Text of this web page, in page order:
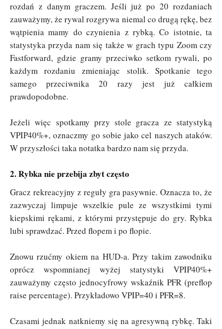
rozdań z danym graczem. Jeśli już po 20 rozdaniach
zauważymy, że rywal rozgrywa niemal co drugą rękę, bez
wątpienia mamy do czynienia z rybką. Co istotnie, ta
statystyka przyda nam się także w grach typu Zoom czy
Fastforward, gdzie gramy przeciwko setkom rywali, po
każdym rozdaniu zmieniając stolik. Spotkanie tego
samego przeciwnika 20 razy jest już całkiem
prawdopodobne.
Jeżeli więc spotkamy przy stole gracza ze statystyką
VPIP40%+, oznaczmy go sobie jako cel naszych ataków.
W przyszłości taka notatka bardzo nam się przyda.
2. Rybka nie przebija zbyt często
Gracz rekreacyjny z reguły gra pasywnie. Oznacza to, że
zazwyczaj limpuje wszelkie pule ze wszystkimi tymi
kiepskimi rękami, z którymi przystępuje do gry. Rybka
lubi sprawdzać. Przed flopem i po flopie.
Znowu rzućmy okiem na HUD-a. Przy takim zawodniku
oprócz wspomnianej wyżej statystyki VPIP40%+
zauważymy często jednocyfrowy wskaźnik PFR (preflop
raise percentage). Przykładowo VPIP=40 i PFR=8.
Czasami jednak natkniemy się na agresywną rybkę. Taki